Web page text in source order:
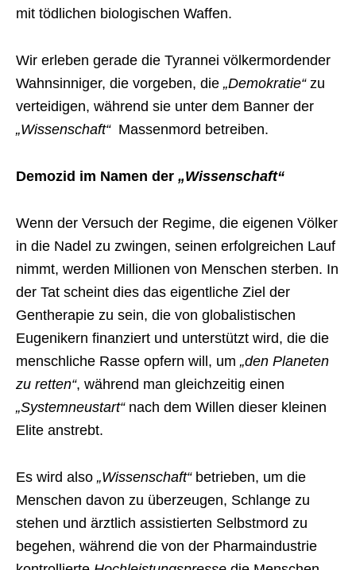
mit tödlichen biologischen Waffen.
Wir erleben gerade die Tyrannei völkermordender
Wahnsinniger, die vorgeben, die „Demokratie“zu
verteidigen, während sie unter dem Banner der
„Wissenschaft“Massenmord betreiben.
Demozid im Namen der „Wissenschaft“
Wenn der Versuch der Regime, die eigenen Völker
in die Nadel zu zwingen, seinen erfolgreichen Lauf
nimmt, werden Millionen von Menschen sterben. In
der Tat scheint dies das eigentliche Ziel der
Gentherapie zu sein, die von globalistischen
Eugenikern finanziert und unterstützt wird, die die
menschliche Rasse opfern will, um „den Planeten
zu retten“, während man gleichzeitig einen
„Systemneustart“nach dem Willen dieser kleinen
Elite anstrebt.
Es wird also „Wissenschaft“betrieben, um die
Menschen davon zu überzeugen, Schlange zu
stehen und ärztlich assistierten Selbstmord zu
begehen, während die von der Pharmaindustrie